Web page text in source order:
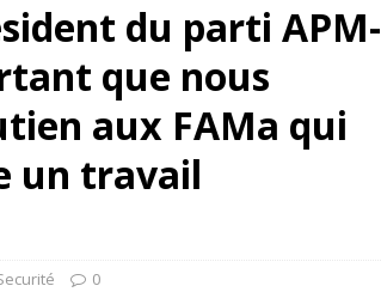
du parti APM-
que nous
aux FAMa qui
un travail
0